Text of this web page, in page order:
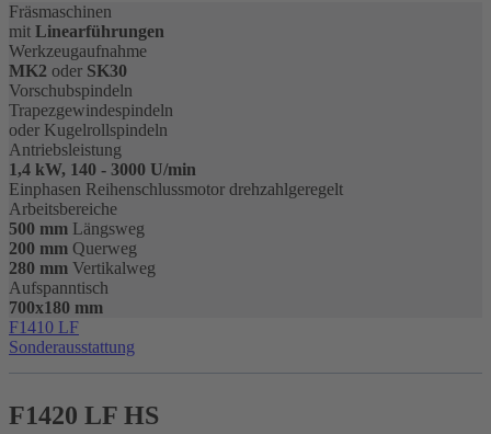
Fräsmaschinen
mit Linearführungen
Werkzeugaufnahme
MK2 oder SK30
Vorschubspindeln
Trapezgewindespindeln
oder Kugelrollspindeln
Antriebsleistung
1,4 kW, 140 - 3000 U/min
Einphasen Reihenschlussmotor drehzahlgeregelt
Arbeitsbereiche
500 mm Längsweg
200 mm Querweg
280 mm Vertikalweg
Aufspanntisch
700x180 mm
F1410 LF
Sonderausstattung
F1420 LF HS